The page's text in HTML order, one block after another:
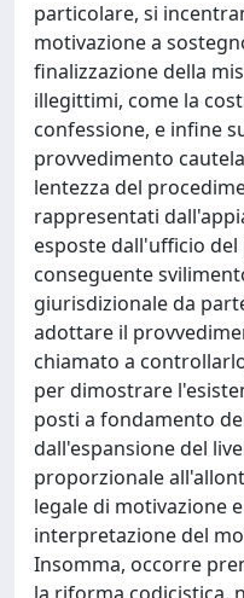
particolare, si
motivazione a
finalizzazione della
illegittimi, come la
confessione, e infine
provvedimento
lentezza del
rappresentati
esposte dall'ufficio
conseguente
giurisdizionale da
adottare il
chiamato a
per dimostrare
posti a fondamento
dall'espansione del
proporzionale
legale di motivazione
interpretazione del
Insomma, occorre